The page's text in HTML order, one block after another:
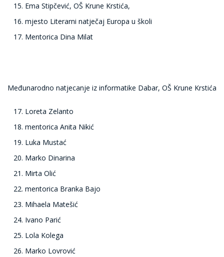
Ema Stipčević, OŠ Krune Krstića,
mjesto Literarni natječaj Europa u školi
Mentorica Dina Milat
Međunarodno natjecanje iz informatike Dabar, OŠ Krune Krstića
Loreta Zelanto
mentorica Anita Nikić
Luka Mustać
Marko Dinarina
Mirta Olić
mentorica Branka Bajo
Mihaela Matešić
Ivano Parić
Lola Kolega
Marko Lovrović